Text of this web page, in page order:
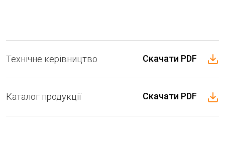
Технічне керівництво Скачати PDF
Каталог продукції Скачати PDF